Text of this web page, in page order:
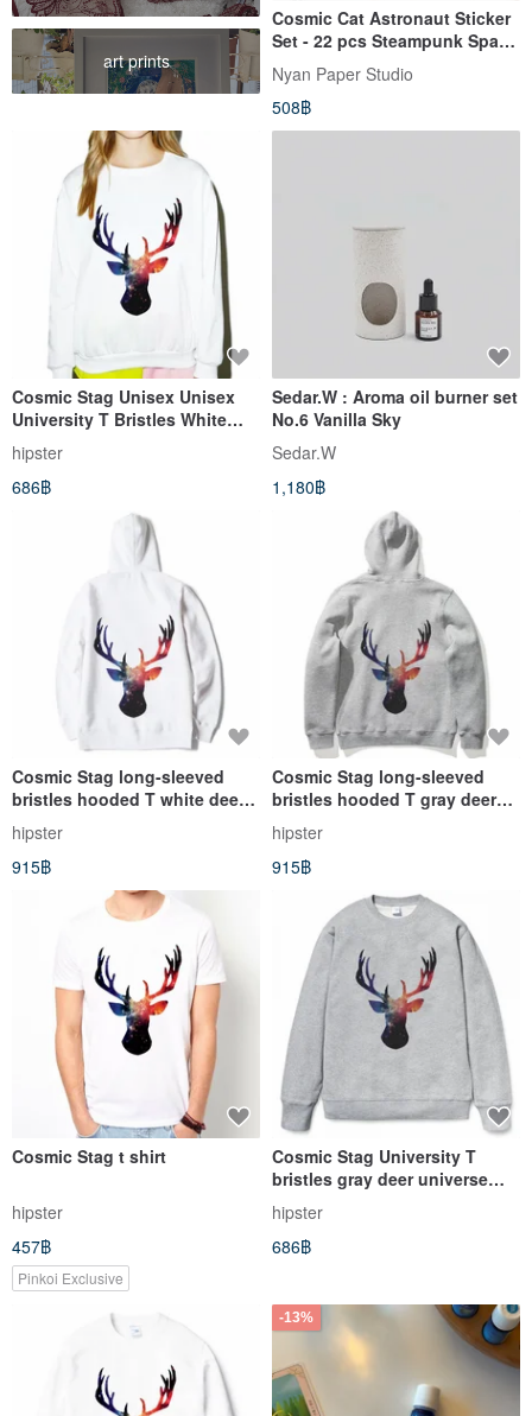
art prints
Cosmic Cat Astronaut Sticker
Set - 22 pcs Steampunk Space
Adventure Pack
Nyan Paper Studio
508฿
Cosmic Stag Unisex Unisex
University T Bristles White
Deer Universe Exchange Gifts
Christmas Design Homemade
Brand Milky Way Trendy
Round Triangle
hipster
686฿
Sedar.W : Aroma oil burner set
No.6 Vanilla Sky
Sedar.W
1,180฿
Cosmic Stag long-sleeved
bristles hooded T white deer
universe exchange gifts
Christmas design homemade
brand Milky Way trendy round
hipster
915฿
Cosmic Stag long-sleeved
bristles hooded T gray deer
universe exchange gifts
Christmas design homemade
brand Milky Way trendy round
hipster
915฿
Cosmic Stag t shirt
hipster
457฿
Pinkoi Exclusive
Cosmic Stag University T
bristles gray deer universe
cheap fashion design self-
made brand galaxy trendy
round triangle
hipster
686฿
-13%